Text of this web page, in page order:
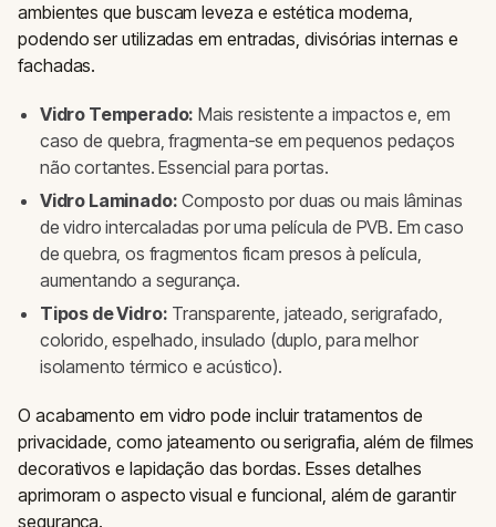
ambientes que buscam leveza e estética moderna,
podendo ser utilizadas em entradas, divisórias internas e
fachadas.
Vidro Temperado: Mais resistente a impactos e, em
caso de quebra, fragmenta-se em pequenos pedaços
não cortantes. Essencial para portas.
Vidro Laminado: Composto por duas ou mais lâminas
de vidro intercaladas por uma película de PVB. Em caso
de quebra, os fragmentos ficam presos à película,
aumentando a segurança.
Tipos de Vidro: Transparente, jateado, serigrafado,
colorido, espelhado, insulado (duplo, para melhor
isolamento térmico e acústico).
O acabamento em vidro pode incluir tratamentos de
privacidade, como jateamento ou serigrafia, além de filmes
decorativos e lapidação das bordas. Esses detalhes
aprimoram o aspecto visual e funcional, além de garantir
segurança.